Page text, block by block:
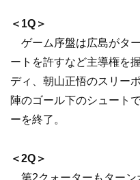
＜1Q＞
ゲーム序盤は広島がタ
ートを許すなど主導権を
ディ、朝山正悟のスリー
陣のゴール下のシュート
ーを終了。
＜2Q＞
第2クォーターもターン